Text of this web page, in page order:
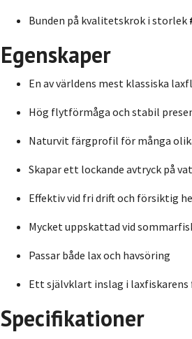
Bunden på kvalitetskrok i storlek
Egenskaper
En av världens mest klassiska
Hög flytförmåga och stabil
Naturvit färgprofil för många
Skapar ett lockande avtryck på
Effektiv vid fri drift och försiktig
Mycket uppskattad vid
Passar både lax och havsöring
Ett självklart inslag i laxfiskarens
Specifikationer